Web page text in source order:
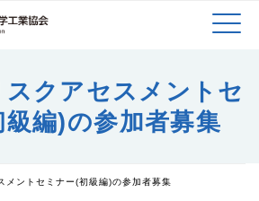
クアセスメントセ
級編)の参加者募集
メントセミナー(初級編)の参加者募集